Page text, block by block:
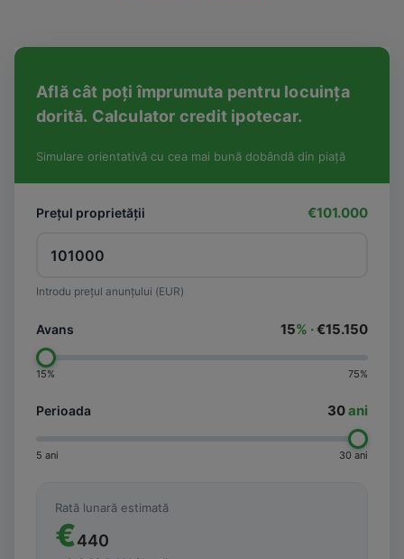
Află cât poți împrumuta pentru locuința
dorită. Calculator credit ipotecar.
Simulare orientativă cu cea mai bună dobândă din piață
Prețul proprietății €101.000
Introdu prețul anunțului (EUR)
Avans 15% ·€15.150
15% 75%
Perioada 30ani
5 ani 30 ani
Rată lunară estimată
€440